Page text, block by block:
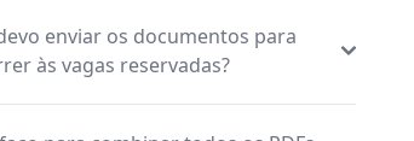
enviar os documentos para
às vagas reservadas?